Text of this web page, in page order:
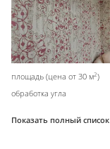
площадь (цена от 30 м2)
обработка угла
Показать полный список